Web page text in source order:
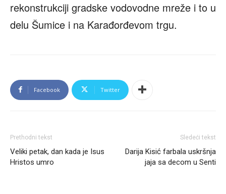
rekonstrukciji gradske vodovodne mreže i to u
delu Šumice i na Karađorđevom trgu.
Facebook Twitter
Prethodni tekst
Veliki petak, dan kada je Isus
Hristos umro
Sledeći tekst
Darija Kisić farbala uskršnja
jaja sa decom u Senti